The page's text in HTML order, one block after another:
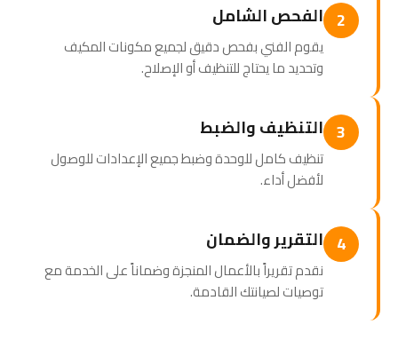
2 الفحص الشامل
يقوم الفني بفحص دقيق لجميع مكونات المكيف
وتحديد ما يحتاج للتنظيف أو الإصلاح.
3 التنظيف والضبط
تنظيف كامل للوحدة وضبط جميع الإعدادات للوصول
لأفضل أداء.
4 التقرير والضمان
نقدم تقريراً بالأعمال المنجزة وضماناً على الخدمة مع
توصيات لصيانتك القادمة.